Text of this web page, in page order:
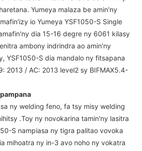
Yumeya malaza be amin'ny
io Yumeya YSF1050-S Single
dia 15-16 degre ny 6061 kilasy
ambony indrindra ao amin'ny
YSF1050-S dia mandalo ny fitsapana
2013 / AC: 2013 level2 sy BIFMAX5.4-
ny welding feno, fa tsy misy welding
.Toy ny novokarina tamin'ny lasitra
S nampiasa ny tigra palitao vovoka
mihoatra ny in-3 avo noho ny vokatra